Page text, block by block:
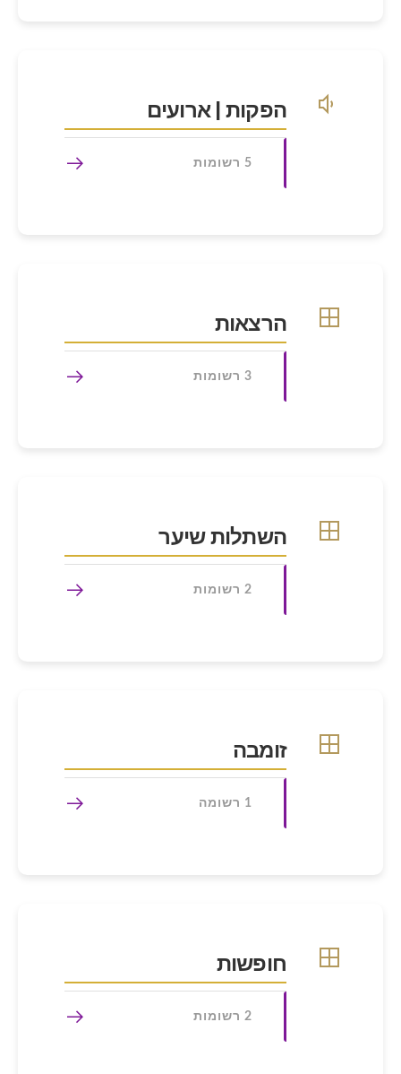
הפקות | ארועים
5 רשומות
הרצאות
3 רשומות
השתלות שיער
2 רשומות
זומבה
1 רשומה
חופשות
2 רשומות